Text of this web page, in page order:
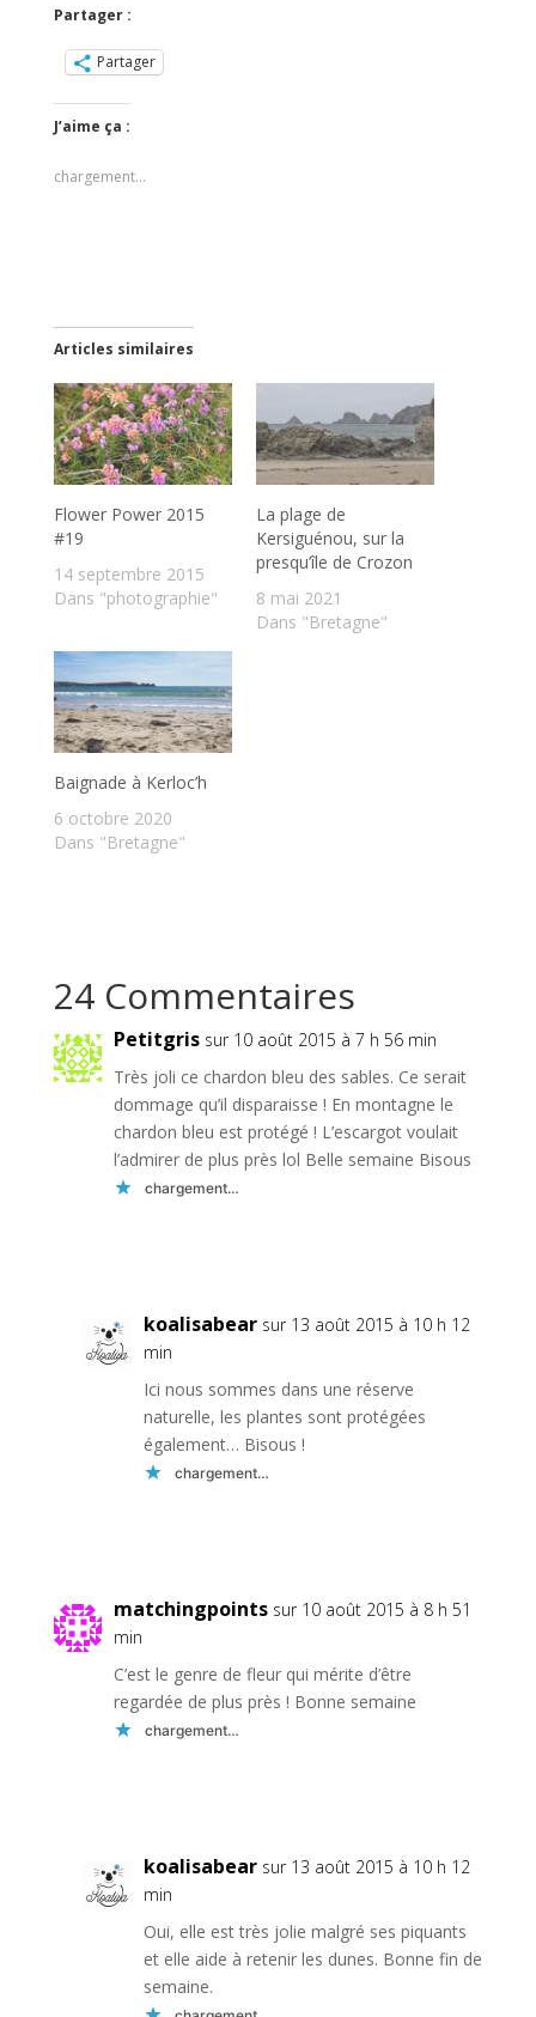
Partager :
Partager
J’aime ça :
chargement…
Articles similaires
Flower Power 2015
#19
14 septembre 2015
Dans "photographie"
La plage de
Kersiguénou, sur la
presqu’île de Crozon
8 mai 2021
Dans "Bretagne"
Baignade à Kerloc’h
6 octobre 2020
Dans "Bretagne"
24 Commentaires
Petitgris sur 10 août 2015 à 7 h 56 min
Très joli ce chardon bleu des sables. Ce serait
dommage qu’il disparaisse ! En montagne le
chardon bleu est protégé ! L’escargot voulait
l’admirer de plus près lol Belle semaine Bisous
chargement…
koalisabear sur 13 août 2015 à 10 h 12
min
Ici nous sommes dans une réserve
naturelle, les plantes sont protégées
également… Bisous !
chargement…
matchingpoints sur 10 août 2015 à 8 h 51
min
C’est le genre de fleur qui mérite d’être
regardée de plus près ! Bonne semaine
chargement…
koalisabear sur 13 août 2015 à 10 h 12
min
Oui, elle est très jolie malgré ses piquants
et elle aide à retenir les dunes. Bonne fin de
semaine.